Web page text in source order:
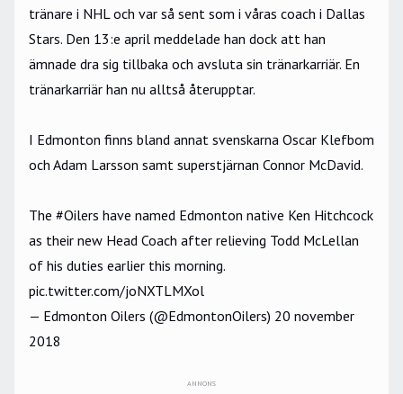
tränare i NHL och var så sent som i våras coach i Dallas
Stars. Den 13:e april meddelade han dock att han
ämnade dra sig tillbaka och avsluta sin tränarkarriär. En
tränarkarriär han nu alltså återupptar.
I Edmonton finns bland annat svenskarna Oscar Klefbom
och Adam Larsson samt superstjärnan Connor McDavid.
The #Oilers have named Edmonton native Ken Hitchcock
as their new Head Coach after relieving Todd McLellan
of his duties earlier this morning.
pic.twitter.com/joNXTLMXol
— Edmonton Oilers (@EdmontonOilers) 20 november
2018